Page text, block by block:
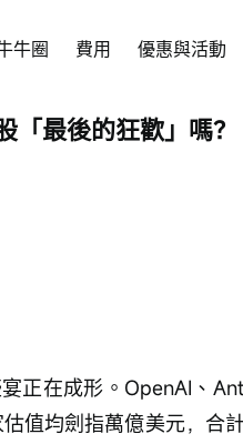
牛圈 費用 優惠與活動
最後的狂歡」嗎？
正在成形。OpenAI、
值均劍指萬億美元，合